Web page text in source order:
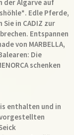
der Algarve auf
Edle Pferde,
in CADIZ zur
Entspannen
von MARBELLA,
Die
schenken
enthalten und in